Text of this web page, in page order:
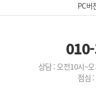
PC버
상담 : 오전10시~
점심